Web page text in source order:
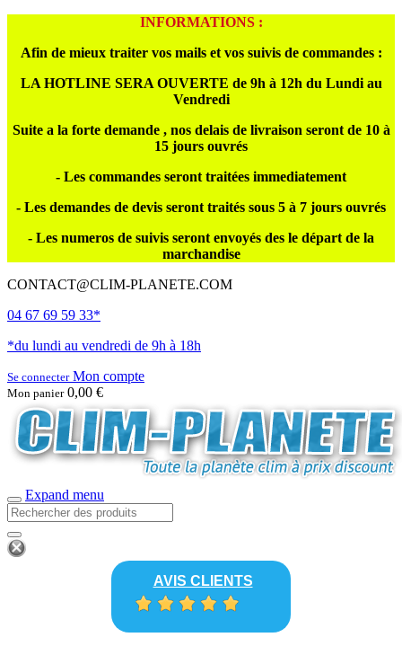
INFORMATIONS :
Afin de mieux traiter vos mails et vos suivis de commandes :
LA HOTLINE SERA OUVERTE de 9h à 12h du Lundi au
Vendredi
Suite a la forte demande , nos delais de livraison seront de 10 à
15 jours ouvrés
- Les commandes seront traitées immediatement
- Les demandes de devis seront traités sous 5 à 7 jours ouvrés
- Les numeros de suivis seront envoyés des le départ de la
marchandise
CONTACT@CLIM-PLANETE.COM
04 67 69 59 33*
*du lundi au vendredi de 9h à 18h
Se connecterMon compte
Mon panier 0,00 €
Expand menu
AVIS CLIENTS